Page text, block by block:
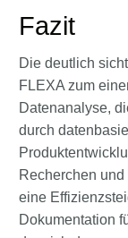
Fazit
Die deutlich
FLEXA zum
Datenanalyse,
durch
Recherchen
eine
Dokumentation